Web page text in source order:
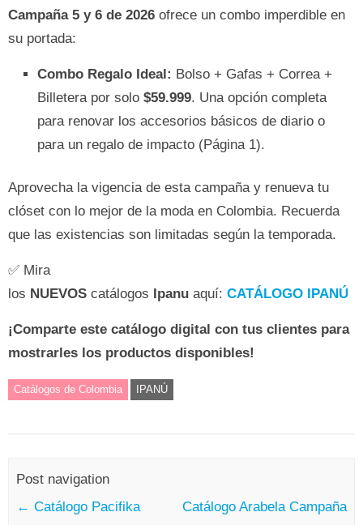
Campaña 5 y 6 de 2026 ofrece un combo imperdible en
su portada:
Combo Regalo Ideal: Bolso + Gafas + Correa +
Billetera por solo $59.999. Una opción completa
para renovar los accesorios básicos de diario o
para un regalo de impacto (Página 1).
Aprovecha la vigencia de esta campaña y renueva tu
clóset con lo mejor de la moda en Colombia. Recuerda
que las existencias son limitadas según la temporada.
✅ Mira
los NUEVOS catálogos Ipanu aquí: CATÁLOGO IPANÚ
¡Comparte este catálogo digital con tus clientes para
mostrarles los productos disponibles!
Catálogos de Colombia IPANÚ
Post navigation
← Catálogo Pacifika
Catálogo Arabela Campaña